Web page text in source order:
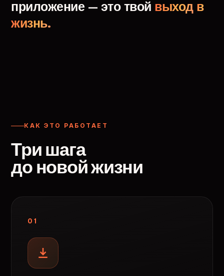
приложение — это твой выход в
жизнь.
КАК ЭТО РАБОТАЕТ
Три шага
до новой жизни
01